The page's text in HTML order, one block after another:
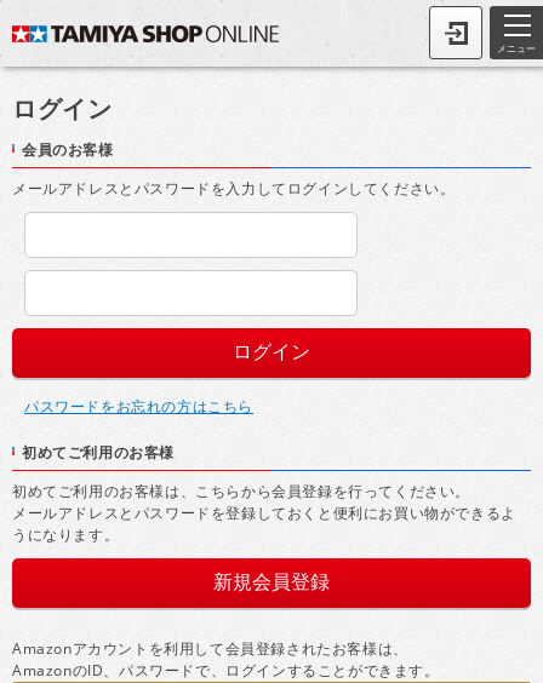
メニュー
ログイン
会員のお客様
メールアドレスとパスワードを入力してログインしてください。
パスワードをお忘れの方はこちら
初めてご利用のお客様
初めてご利用のお客様は、こちらから会員登録を行ってください。
メールアドレスとパスワードを登録しておくと便利にお買い物ができるよ
うになります。
Amazonアカウントを利用して会員登録されたお客様は、
AmazonのID、パスワードで、ログインすることができます。